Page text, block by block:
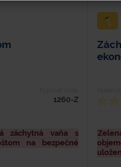
1260-Z
záchytná vaňa s
na bezpečné